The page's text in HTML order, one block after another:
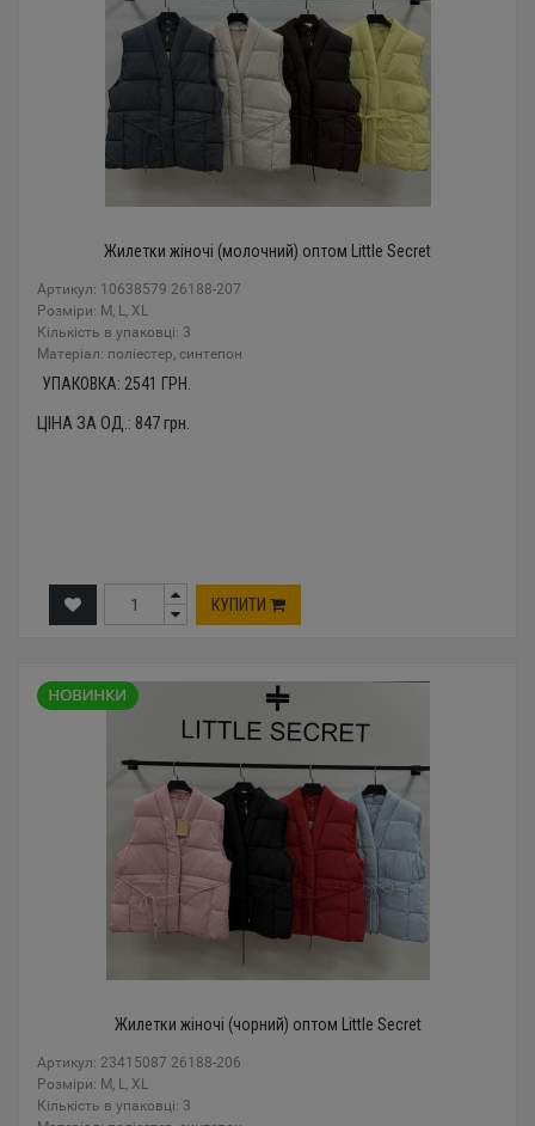
Жилетки жіночі (молочний) оптом Little Secret
Артикул: 10638579 26188-207
Розміри: M, L, XL
Кількість в упаковці: 3
Mатеріал: поліестер, синтепон
УПАКОВКА: 2541 ГРН.
ЦІНА ЗА ОД.: 847грн.
КУПИТИ
Жилетки жіночі (чорний) оптом Little Secret
Артикул: 23415087 26188-206
Розміри: M, L, XL
Кількість в упаковці: 3